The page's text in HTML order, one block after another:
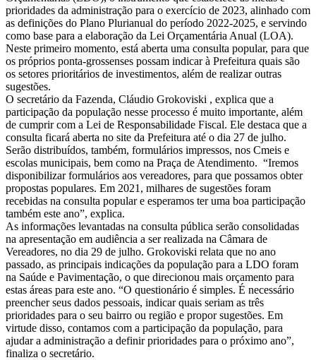
prioridades da administração para o exercício de 2023, alinhado com
as definições do Plano Plurianual do período 2022-2025, e servindo
como base para a elaboração da Lei Orçamentária Anual (LOA).
Neste primeiro momento, está aberta uma consulta popular, para que
os próprios ponta-grossenses possam indicar à Prefeitura quais são
os setores prioritários de investimentos, além de realizar outras
sugestões.
O secretário da Fazenda, Cláudio Grokoviski , explica que a
participação da população nesse processo é muito importante, além
de cumprir com a Lei de Responsabilidade Fiscal. Ele destaca que a
consulta ficará aberta no site da Prefeitura até o dia 27 de julho.
Serão distribuídos, também, formulários impressos, nos Cmeis e
escolas municipais, bem como na Praça de Atendimento. “Iremos
disponibilizar formulários aos vereadores, para que possamos obter
propostas populares. Em 2021, milhares de sugestões foram
recebidas na consulta popular e esperamos ter uma boa participação
também este ano”, explica.
As informações levantadas na consulta pública serão consolidadas
na apresentação em audiência a ser realizada na Câmara de
Vereadores, no dia 29 de julho. Grokoviski relata que no ano
passado, as principais indicações da população para a LDO foram
na Saúde e Pavimentação, o que direcionou mais orçamento para
estas áreas para este ano. “O questionário é simples. É necessário
preencher seus dados pessoais, indicar quais seriam as três
prioridades para o seu bairro ou região e propor sugestões. Em
virtude disso, contamos com a participação da população, para
ajudar a administração a definir prioridades para o próximo ano”,
finaliza o secretário.